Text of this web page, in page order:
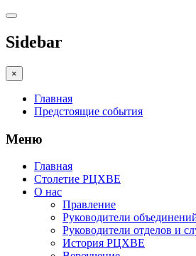
Sidebar
×
Главная
Предстоящие события
Меню
Главная
Столетие РЦХВЕ
О нас
Правление
Руководители
Руководители отделов и
История РЦХВЕ